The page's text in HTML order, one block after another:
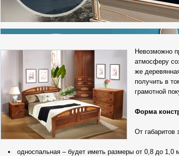
Невозможно
атмосферу
же
получить в
грамотной
Форма
От габаритов
односпальная – будет иметь размеры от 0,8 до 1,0